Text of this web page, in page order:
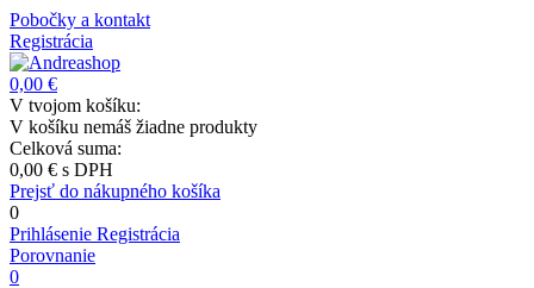
Pobočky a kontakt
Registrácia
0,00 €
V tvojom košíku:
V košíku nemáš žiadne produkty
Celková suma:
0,00 € s DPH
Prejsť do nákupného košíka
0
Prihlásenie Registrácia
Porovnanie
0